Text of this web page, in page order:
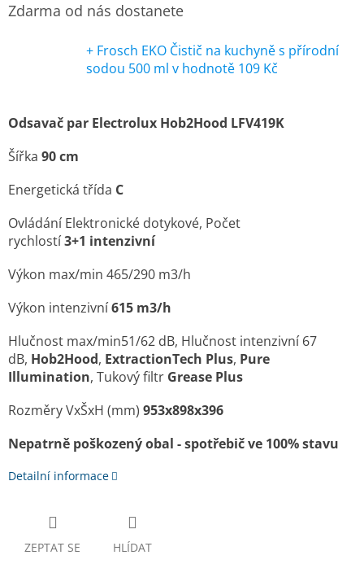
Zdarma od nás dostanete
+ Frosch EKO Čistič na kuchyně s přírodní
sodou 500 ml v hodnotě 109 Kč
Odsavač par Electrolux Hob2Hood LFV419K
Šířka 90 cm
Energetická třída C
Ovládání Elektronické dotykové, Počet
rychlostí3+1 intenzivní
Výkon max/min 465/290 m3/h
Výkon intenzivní615 m3/h
Hlučnost max/min51/62 dB, Hlučnost intenzivní 67
dB, Hob2Hood, ExtractionTech Plus, Pure
Illumination, Tukový filtr Grease Plus
Rozměry VxŠxH (mm) 953x898x396
Nepatrně poškozený obal - spotřebič ve 100% stavu
Detailní informace
ZEPTAT SE HLÍDAT